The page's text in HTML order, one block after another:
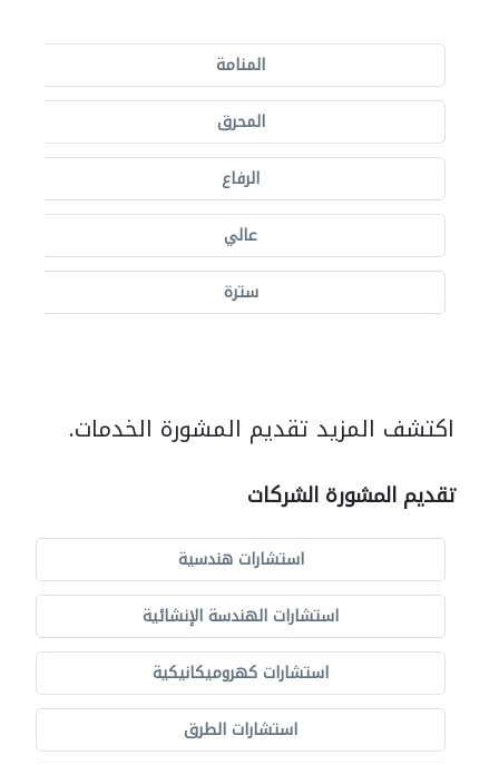
المنامة
المحرق
الرفاع
عالي
سترة
اكتشف المزيد تقديم المشورة الخدمات.
تقديم المشورة الشركات
استشارات هندسية
استشارات الهندسة الإنشائية
استشارات كهروميكانيكية
استشارات الطرق